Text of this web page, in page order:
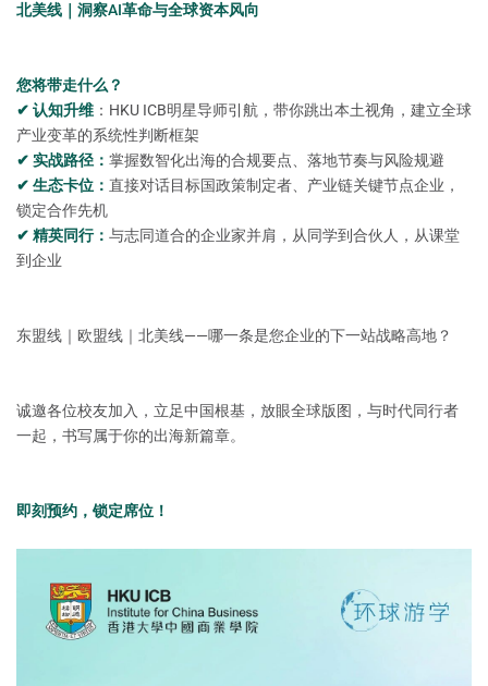
北美线｜洞察AI革命与全球资本风向
您将带走什么？
✔ 认知升维 ：HKU ICB明星导师引航，带你跳出本土视角，建立全球
产业变革的系统性判断框架
✔ 实战路径： 掌握数智化出海的合规要点、落地节奏与风险规避
✔ 生态卡位： 直接对话目标国政策制定者、产业链关键节点企业，
锁定合作先机
✔ 精英同行： 与志同道合的企业家并肩，从同学到合伙人，从课堂
到企业
东盟线｜欧盟线｜北美线——哪一条是您企业的下一站战略高地？
诚邀各位校友加入，立足中国根基，放眼全球版图，与时代同行者
一起，书写属于你的出海新篇章。
即刻预约，锁定席位！